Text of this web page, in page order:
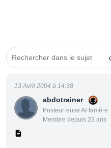
abdotrainer
Posteur·euse AFfamé·e
Membre depuis 23 ans
13 Avril 2004 à 14:38